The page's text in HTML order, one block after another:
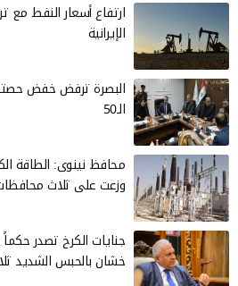
ارتفاع أسعار النفط مع
الإيرانية
البصرة ترفض خفض حصتها
الـ50
محافظ نينوى: الطاقة
وزعت على ثلاث
جنايات الكرخ تصدر
خشان بالحبس الشديد